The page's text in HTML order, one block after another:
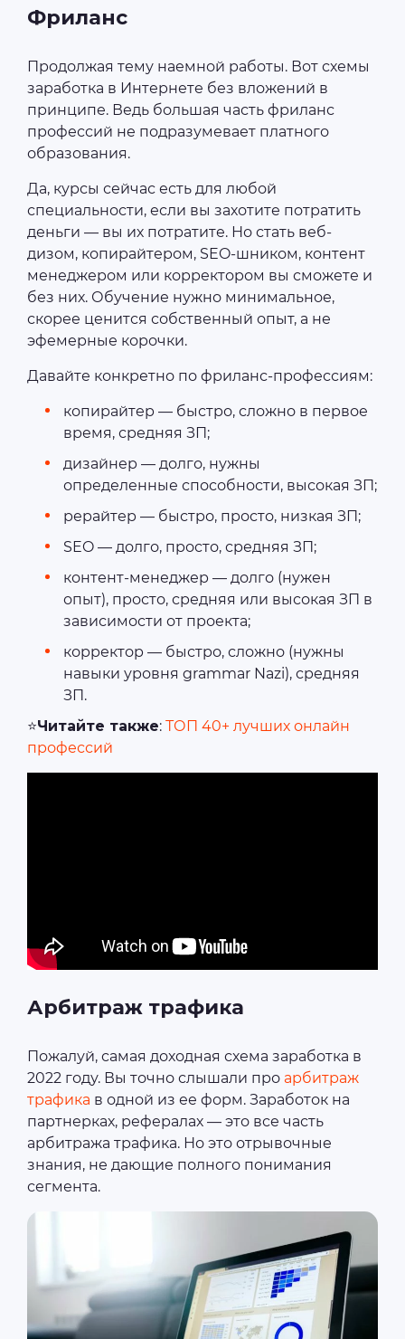
Фриланс
Продолжая тему наемной работы. Вот схемы
заработка в Интернете без вложений в
принципе. Ведь большая часть фриланс
профессий не подразумевает платного
образования.
Да, курсы сейчас есть для любой
специальности, если вы захотите потратить
деньги ― вы их потратите. Но стать веб-
дизом, копирайтером, SEO-шником, контент
менеджером или корректором вы сможете и
без них. Обучение нужно минимальное,
скорее ценится собственный опыт, а не
эфемерные корочки.
Давайте конкретно по фриланс-профессиям:
копирайтер ― быстро, сложно в первое
время, средняя ЗП;
дизайнер ― долго, нужны
определенные способности, высокая ЗП;
рерайтер ― быстро, просто, низкая ЗП;
SEO ― долго, просто, средняя ЗП;
контент-менеджер ― долго (нужен
опыт), просто, средняя или высокая ЗП в
зависимости от проекта;
корректор ― быстро, сложно (нужны
навыки уровня grammar Nazi), средняя
ЗП.
⭐Читайте также: ТОП 40+ лучших онлайн
профессий
Арбитраж трафика
Пожалуй, самая доходная схема заработка в
2022 году. Вы точно слышали про арбитраж
трафика в одной из ее форм. Заработок на
партнерках, рефералах ― это все часть
арбитража трафика. Но это отрывочные
знания, не дающие полного понимания
сегмента.